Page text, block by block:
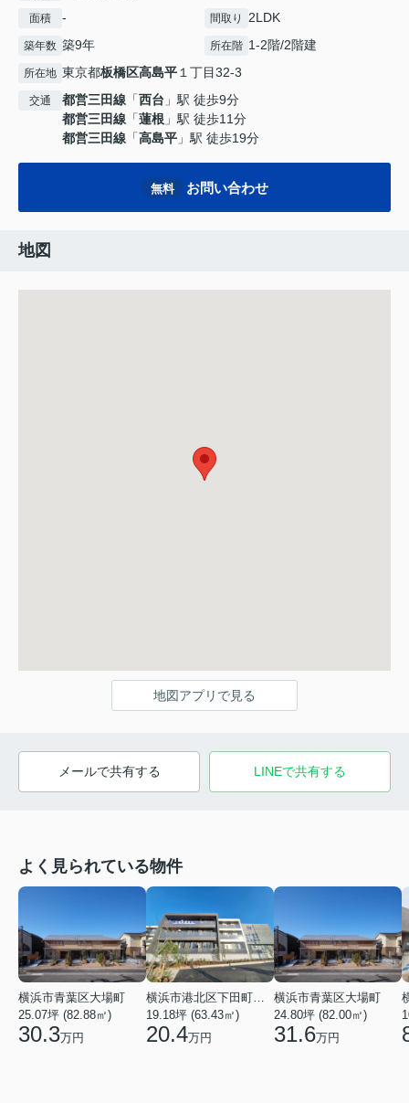
面積 - 間取り 2LDK
築年数 築9年 所在階 1-2階/2階建
所在地 東京都板橋区高島平 １丁目32-3
交通 都営三田線 「西台 」駅 徒歩9分
都営三田線 「蓮根 」駅 徒歩11分
都営三田線 「高島平 」駅 徒歩19分
無料 お問い合わせ
地図
地図アプリで見る
メールで共有する LINEで共有する
よく見られている物件
横浜市青葉区大場町
25.07坪 (82.88㎡)
30.3万円
19.18坪 (63.43㎡)
20.4万円
横浜市青葉区大場町
24.80坪 (82.00㎡)
31.6万円